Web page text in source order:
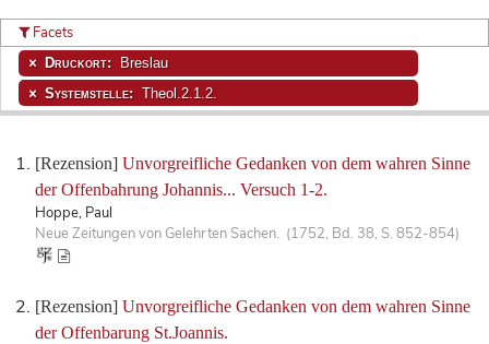
[Rezension] Unvorgreifliche Gedanken von dem wahren Sinne
der Offenbahrung Johannis... Versuch 1-2.
Hoppe, Paul
Neue Zeitungen von Gelehrten Sachen. (1752, Bd. 38, S. 852-854)
[Rezension] Unvorgreifliche Gedanken von dem wahren Sinne
der Offenbarung St.Joannis.
Facets
Druckort: Breslau
Systemstelle: Theol.2.1.2.